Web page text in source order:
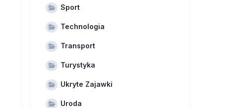
Sport
Technologia
Transport
Turystyka
Ukryte Zajawki
Uroda